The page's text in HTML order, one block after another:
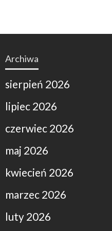
Archiwa
sierpień 2026
lipiec 2026
czerwiec 2026
maj 2026
kwiecień 2026
marzec 2026
luty 2026